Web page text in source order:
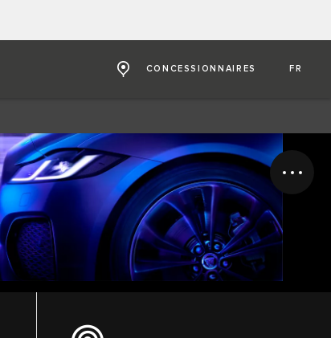
CONCESSIONNAIRES FR